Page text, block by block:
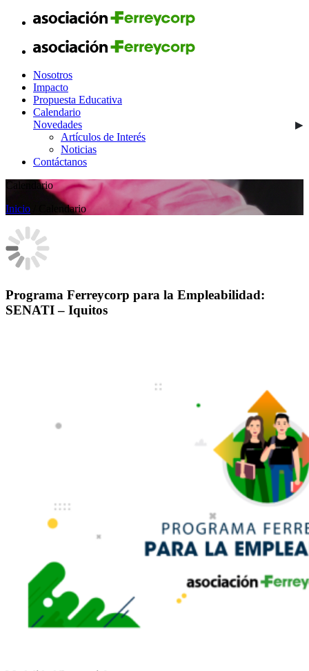
Nosotros
Impacto
Propuesta Educativa
Calendario
Novedades
Artículos de Interés
Noticias
Contáctanos
Calendario
Inicio / Calendario
Programa Ferreycorp para la Empleabilidad:
SENATI – Iquitos